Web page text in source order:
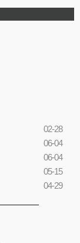
02-28
06-04
06-04
05-15
04-29